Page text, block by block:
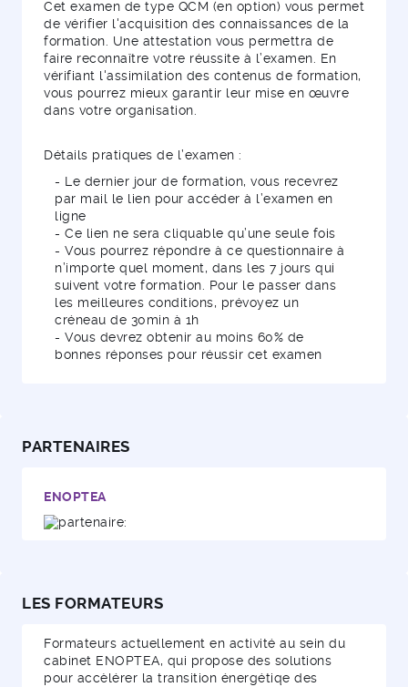
Cet examen de type QCM (en option) vous permet
de vérifier l'acquisition des connaissances de la
formation. Une attestation vous permettra de
faire reconnaître votre réussite à l’examen. En
vérifiant l'assimilation des contenus de formation,
vous pourrez mieux garantir leur mise en œuvre
dans votre organisation.
Détails pratiques de l’examen :
- Le dernier jour de formation, vous recevrez
par mail le lien pour accéder à l’examen en
ligne
- Ce lien ne sera cliquable qu’une seule fois
- Vous pourrez répondre à ce questionnaire à
n’importe quel moment, dans les 7 jours qui
suivent votre formation. Pour le passer dans
les meilleures conditions, prévoyez un
créneau de 30min à 1h
- Vous devrez obtenir au moins 60% de
bonnes réponses pour réussir cet examen
PARTENAIRES
ENOPTEA
LES FORMATEURS
Formateurs actuellement en activité au sein du
cabinet ENOPTEA, qui propose des solutions
pour accèlérer la transition énergétiqe des